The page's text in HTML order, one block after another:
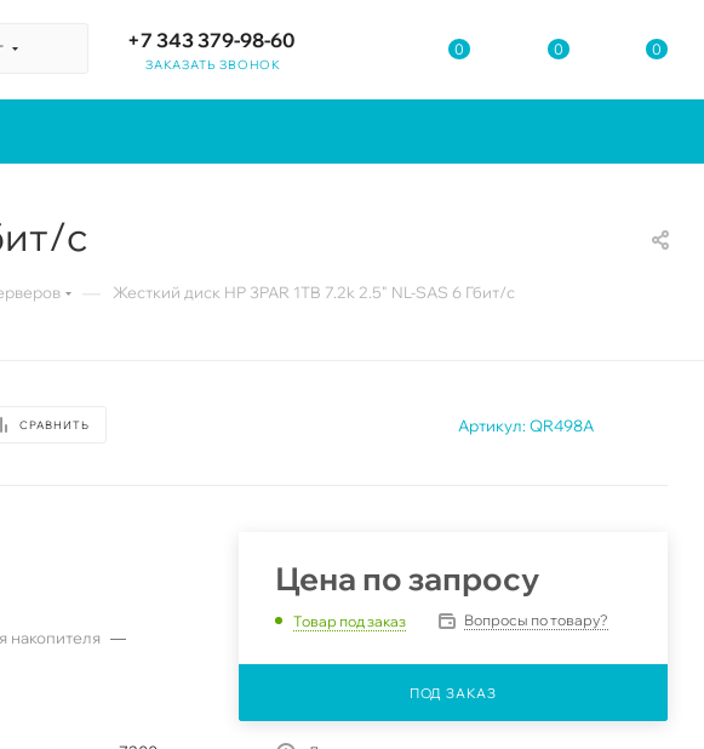
+7 343 379-98-60
ЗАКАЗАТЬ ЗВОНОК
0 0 0
с
Жесткий диск HP 3PAR 1TB 7.2k 2.5" NL-SAS 6 Гбит/с
СРАВНИТЬ Артикул: QR498A
накопителя —
Цена по запросу
Товар под заказ Вопросы по товару?
ПОД ЗАКАЗ